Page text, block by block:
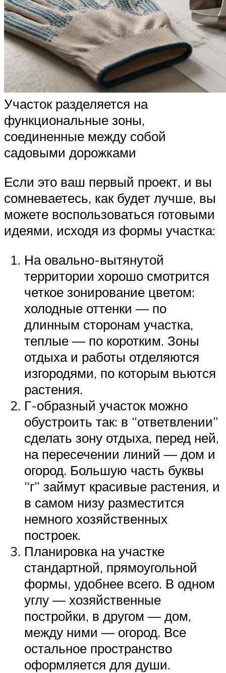
Участок разделяется на
функциональные зоны,
соединенные между собой
садовыми дорожками
Если это ваш первый проект, и вы
сомневаетесь, как будет лучше, вы
можете воспользоваться готовыми
идеями, исходя из формы участка:
На овально-вытянутой
территории хорошо смотрится
четкое зонирование цветом:
холодные оттенки — по
длинным сторонам участка,
теплые — по коротким. Зоны
отдыха и работы отделяются
изгородями, по которым вьются
растения.
Г-образный участок можно
обустроить так: в “ответвлении”
сделать зону отдыха, перед ней,
на пересечении линий — дом и
огород. Большую часть буквы
“г” займут красивые растения, и
в самом низу разместится
немного хозяйственных
построек.
Планировка на участке
стандартной, прямоугольной
формы, удобнее всего. В одном
углу — хозяйственные
постройки, в другом — дом,
между ними — огород. Все
остальное пространство
оформляется для души.